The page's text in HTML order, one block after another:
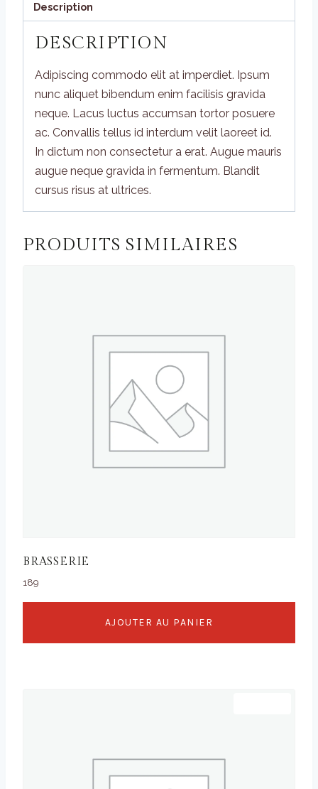
Description
DESCRIPTION
Adipiscing commodo elit at imperdiet. Ipsum
nunc aliquet bibendum enim facilisis gravida
neque. Lacus luctus accumsan tortor posuere
ac. Convallis tellus id interdum velit laoreet id.
In dictum non consectetur a erat. Augue mauris
augue neque gravida in fermentum. Blandit
cursus risus at ultrices.
PRODUITS SIMILAIRES
BRASSERIE
189
AJOUTER AU PANIER